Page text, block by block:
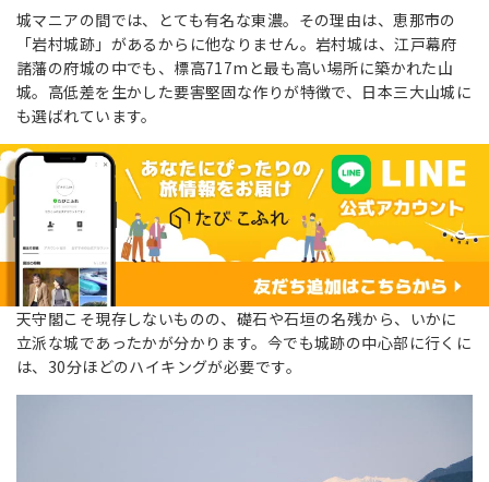
城マニアの間では、とても有名な東濃。その理由は、恵那市の
「岩村城跡」があるからに他なりません。岩村城は、江戸幕府
諸藩の府城の中でも、標高717mと最も高い場所に築かれた山
城。高低差を生かした要害堅固な作りが特徴で、日本三大山城に
も選ばれています。
天守閣こそ現存しないものの、礎石や石垣の名残から、いかに
立派な城であったかが分かります。今でも城跡の中心部に行くに
は、30分ほどのハイキングが必要です。